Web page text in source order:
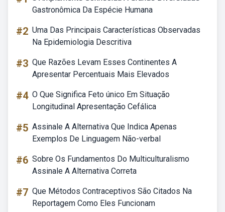
Gastronômica Da Espécie Humana
#2 Uma Das Principais Características Observadas
Na Epidemiologia Descritiva
#3 Que Razões Levam Esses Continentes A
Apresentar Percentuais Mais Elevados
#4 O Que Significa Feto único Em Situação
Longitudinal Apresentação Cefálica
#5 Assinale A Alternativa Que Indica Apenas
Exemplos De Linguagem Não-verbal
#6 Sobre Os Fundamentos Do Multiculturalismo
Assinale A Alternativa Correta
#7 Que Métodos Contraceptivos São Citados Na
Reportagem Como Eles Funcionam